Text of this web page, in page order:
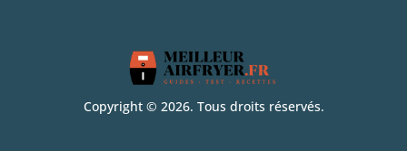
Copyright © 2026. Tous droits réservés.